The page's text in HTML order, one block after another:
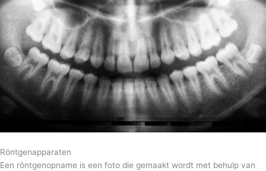
Röntgenapparaten
Een röntgenopname is een foto die gemaakt wordt met behulp van